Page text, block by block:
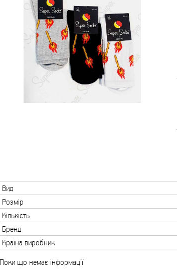
FARGLASS
Вид
Розмір
Кількість
Бренд
Країна виробник
Поки що немає інформації